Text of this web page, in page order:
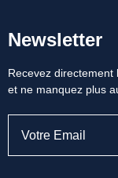
Newsletter
Recevez directement
et ne manquez plus